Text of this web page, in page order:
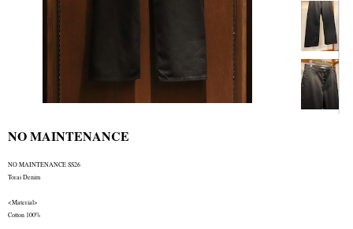
NO MAINTENANCE
NO MAINTENANCE SS26
Torai Denim
<Material>
Cotton 100%